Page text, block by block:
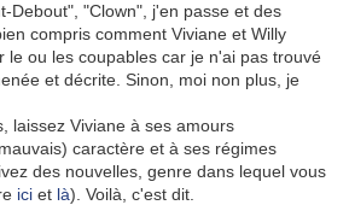
Debout", "Clown", j'en passe et des
compris comment Viviane et Willy
le ou les coupables car je n'ai pas trouvé
et décrite. Sinon, moi non plus, je
laissez Viviane à ses amours
caractère et à ses régimes
des nouvelles, genre dans lequel vous
ici et là). Voilà, c'est dit.